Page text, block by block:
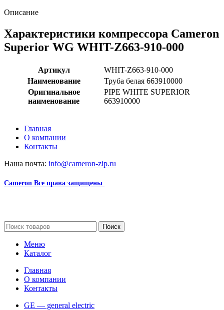
Описание
Характеристики компрессора Cameron
Superior WG WHIT-Z663-910-000
Артикул
WHIT-Z663-910-000
Наименование
Труба белая 663910000
Оригинальное
наименование
PIPE WHITE SUPERIOR
663910000
Главная
О компании
Контакты
Наша почта: info@cameron-zip.ru
Cameron Все права защищены
Поиск
Меню
Каталог
Главная
О компании
Контакты
GE — general electric